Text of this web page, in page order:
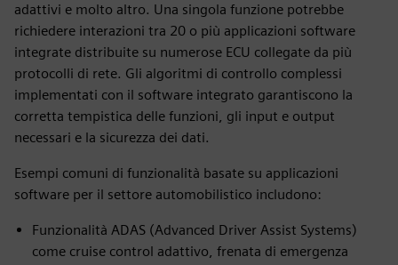
adattivi e molto altro. Una singola funzione potrebbe
richiedere interazioni tra 20 o più applicazioni software
integrate distribuite su numerose ECU collegate da più
protocolli di rete. Gli algoritmi di controllo complessi
implementati con il software integrato garantiscono la
corretta tempistica delle funzioni, gli input e output
necessari e la sicurezza dei dati.
Esempi comuni di funzionalità basate su applicazioni
software per il settore automobilistico includono:
Funzionalità ADAS (Advanced Driver Assist Systems)
come cruise control adattivo, frenata di emergenza